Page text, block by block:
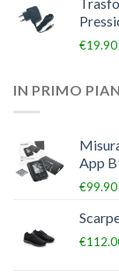
€19.90
IN PRIMO
App
€99.90
€